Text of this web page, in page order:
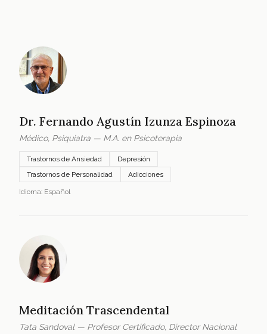
Dr. Fernando Agustín Izunza Espinoza
Médico, Psiquiatra — M.A. en Psicoterapia
Trastornos de Ansiedad
Depresión
Trastornos de Personalidad
Adicciones
Idioma: Español
Meditación Trascendental
Tata Sandoval — Profesor Certificado, Director Nacional